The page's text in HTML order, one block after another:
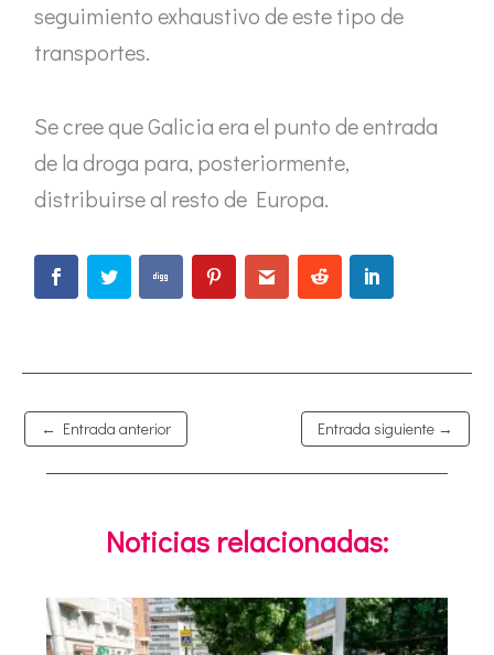
seguimiento exhaustivo de este tipo de
transportes.
Se cree que Galicia era el punto de entrada
de la droga para, posteriormente,
distribuirse al resto de Europa.
← Entrada anterior Entrada siguiente →
Noticias relacionadas: